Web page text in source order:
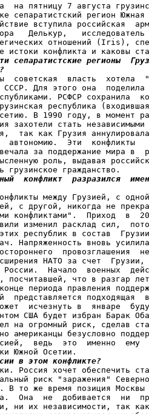
на пятницу 7 августа
сепаратистский регион
вступила российская
Делькур,   исследователь
отношений (Iris),
истоки конфликта и каковы
сепаратистские регионы
власть  хотела
СССР. Для этого она  поделила
РСФСР сохранила
республика
В 1990 году, в момент
захотели стать
так как Грузия
Эти  конфликты
за поддержание мира в
роль, выдавая
гражданство.
конфликт  разразился
между Грузией, с
с другой, никогда не
конфликтами".  Приход  в
изменил расклад сил,
республик в состав
Напряженность вновь
провозглашения
НАТО за счет  Грузии,
России.  Начало  военных
посчитавшей, что в разгар
периода правления
представляется подходящая
исчезнуть в  январе
США будет избран Барак
на огромный риск, сделав
американцы безусловно
ведь  это  именно  ему
Южной Осетии.
в этом конфликте?
Россия хочет обеспечить
риск "заражения"
В то же время позиция Москвы
Она  не  добивается  ни
ни их независимости, так